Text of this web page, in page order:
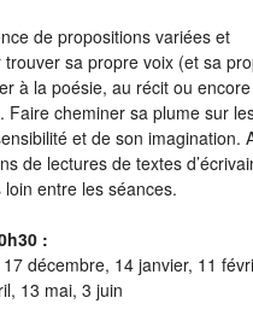
de propositions variées et
sa propre voix (et sa
à la poésie, au récit ou
Faire cheminer sa plume sur
et de son imagination.
de lectures de textes
entre les séances.
:
décembre, 14 janvier, 11
13 mai, 3 juin